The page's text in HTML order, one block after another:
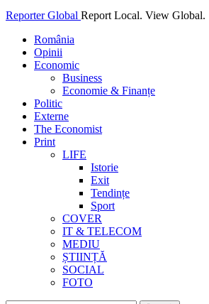
Reporter Global Report Local. View Global.
România
Opinii
Economic
Business
Economie & Finanțe
Politic
Externe
The Economist
Print
LIFE
Istorie
Exit
Tendințe
Sport
COVER
IT & TELECOM
MEDIU
ȘTIINȚĂ
SOCIAL
FOTO